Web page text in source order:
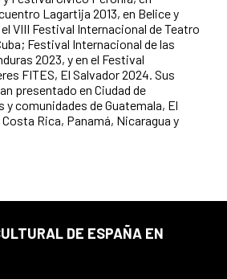
Lagartija 2013, en Belice y
VIII Festival Internacional de Teatro
Festival Internacional de las
2023, y en el Festival
FITES, El Salvador 2024. Sus
presentado en Ciudad de
y comunidades de Guatemala, El
Rica, Panamá, Nicaragua y
DE ESPAÑA EN